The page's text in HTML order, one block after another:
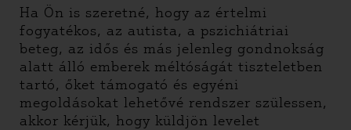
Ha Ön is szeretné, hogy az értelmi
fogyatékos, az autista, a pszichiátriai
beteg, az idős és más jelenleg gondnokság
alatt álló emberek méltóságát tiszteletben
tartó, őket támogató és egyéni
megoldásokat lehetővé rendszer szülessen,
akkor kérjük, hogy küldjön levelet